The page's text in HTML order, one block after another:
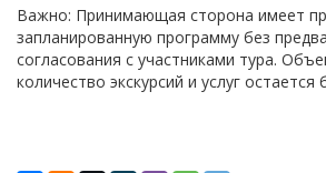
Важно: Принимающая сторона имеет
запланированную программу без
согласования с участниками тура.
количество экскурсий и услуг остается